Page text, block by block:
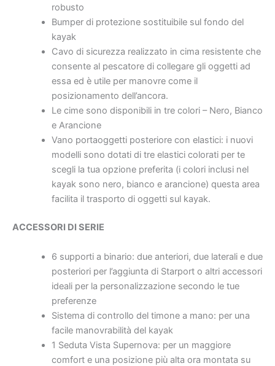
robusto
Bumper di protezione sostituibile sul fondo del
kayak
Cavo di sicurezza realizzato in cima resistente che
consente al pescatore di collegare gli oggetti ad
essa ed è utile per manovre come il
posizionamento dell’ancora.
Le cime sono disponibili in tre colori – Nero, Bianco
e Arancione
Vano portaoggetti posteriore con elastici: i nuovi
modelli sono dotati di tre elastici colorati per te
scegli la tua opzione preferita (i colori inclusi nel
kayak sono nero, bianco e arancione) questa area
facilita il trasporto di oggetti sul kayak.
ACCESSORI DI SERIE
6 supporti a binario: due anteriori, due laterali e due
posteriori per l’aggiunta di Starport o altri accessori
ideali per la personalizzazione secondo le tue
preferenze
Sistema di controllo del timone a mano: per una
facile manovrabilità del kayak
1 Seduta Vista Supernova: per un maggiore
comfort e una posizione più alta ora montata su